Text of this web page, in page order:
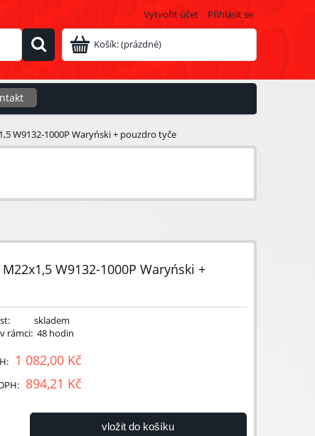
Vytvořit účet Přihlásit se
Košík:(prázdné)
W9132-1000P Waryński + pouzdro tyče
W9132-1000P Waryński +
skladem
rámci: 48 hodin
1 082,00 Kč
894,21 Kč
vložit do košíku